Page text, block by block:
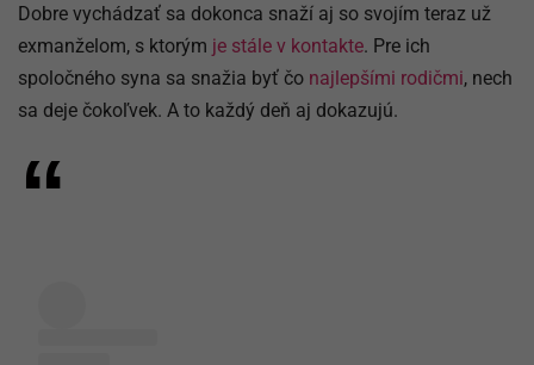
Dobre vychádzať sa dokonca snaží aj so svojím teraz už
exmanželom, s ktorým je stále v kontakte. Pre ich
spoločného syna sa snažia byť čo najlepšími rodičmi, nech
sa deje čokoľvek. A to každý deň aj dokazujú.